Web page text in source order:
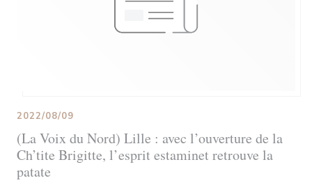
(La Voix du Nord) Lille : avec l’ouverture de la
Ch’tite Brigitte, l’esprit estaminet retrouve la
patate
2022/08/09